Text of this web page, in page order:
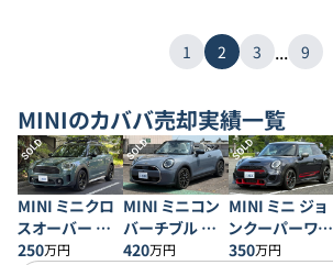
1 2 3 ... 9
MINIのカババ売却実績一覧
SOLD
MINI ミニクロ
スオーバー ク
ーパーD
250万円
SOLD
MINI ミニコン
バーチブル ク
ーパーS
420万円
SOLD
MINI ミニ ジョ
ンクーパーワー
クスGP
350万円